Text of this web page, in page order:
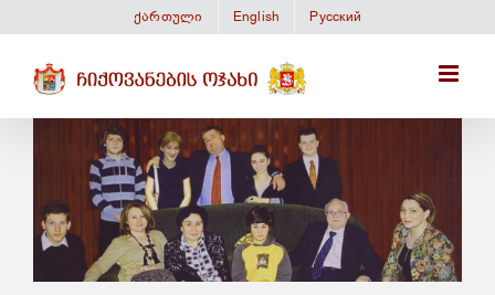
content
ქართული English Русский